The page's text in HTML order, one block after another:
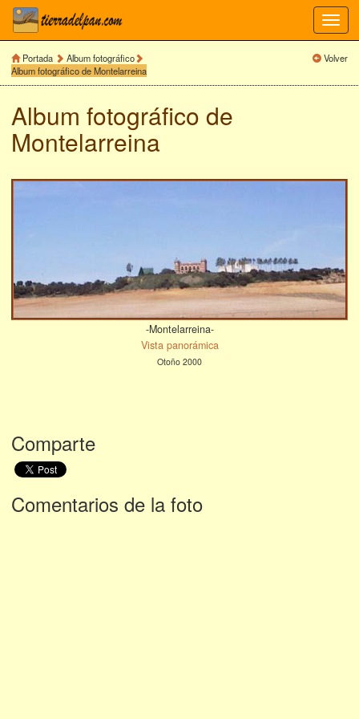
Portada
Album fotográfico
Album fotográfico de Montelarreina
Volver
Album fotográfico de
Montelarreina
-Montelarreina-
Vista panorámica
Otoño 2000
Comparte
Comentarios de la foto